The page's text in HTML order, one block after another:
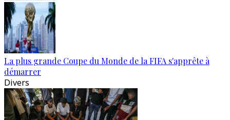
La plus grande Coupe du Monde de la FIFA s'apprête à
démarrer
Divers